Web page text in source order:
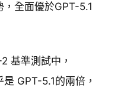
全面優於GPT-5.1
基準測試中，
GPT-5.1的兩倍，